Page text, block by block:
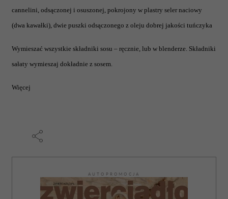
cannelini, odsączonej i osuszonej, pokrojony w plastry seler naciowy
(dwa kawałki), dwie puszki odsączonego z oleju dobrej jakości tuńczyka
Wymieszać wszystkie składniki sosu – ręcznie, lub w blenderze. Składniki
sałaty wymieszaj dokładnie z sosem.
Więcej
AUTOPROMOCJA